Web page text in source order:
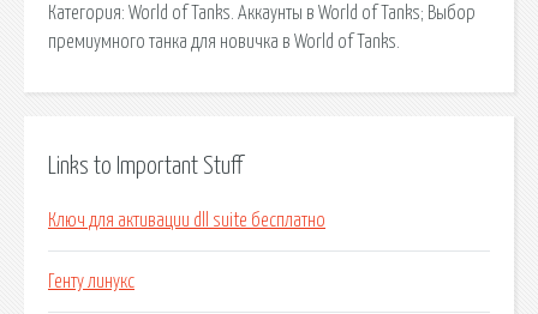
Категория: World of Tanks. Аккаунты в World of Tanks; Выбор
премиумного танка для новичка в World of Tanks.
Links to Important Stuff
Ключ для активации dll suite бесплатно
Генту линукс